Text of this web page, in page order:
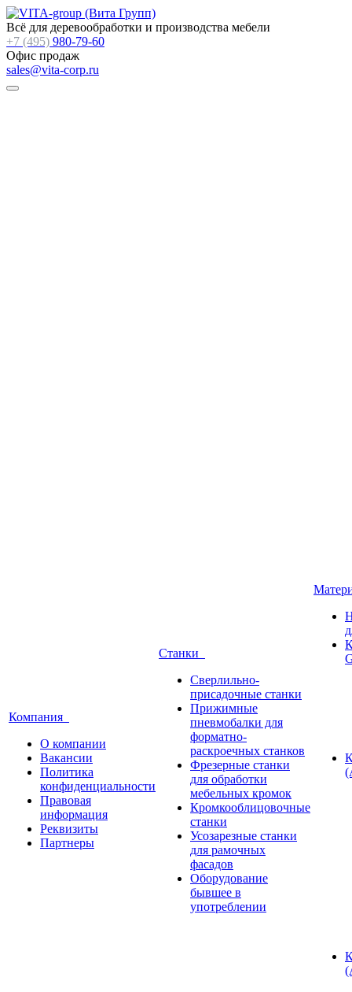
Всё для деревообработки и производства мебели
+7 (495) 980-79-60
Офис продаж
sales@vita-corp.ru
Компания
О компании
Вакансии
Политика
конфиденциальности
Правовая
информация
Реквизиты
Партнеры
Станки
Сверлильно-
присадочные станки
Прижимные
пневмобалки для
форматно-
раскроечных станков
Фрезерные станки
для обработки
мебельных кромок
Кромкооблицовочные
станки
Усозарезные станки
для рамочных
фасадов
Оборудование
бывшее в
употреблении